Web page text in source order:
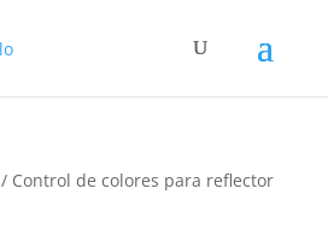
/ Control de colores para reflector